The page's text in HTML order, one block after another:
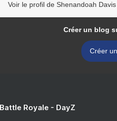
Voir le profil de Shenandoah
Créer un blog
Créer
Royale - DayZ